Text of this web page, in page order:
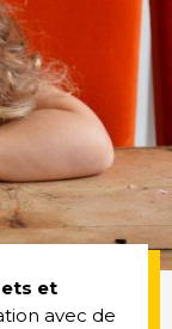
et
avec de